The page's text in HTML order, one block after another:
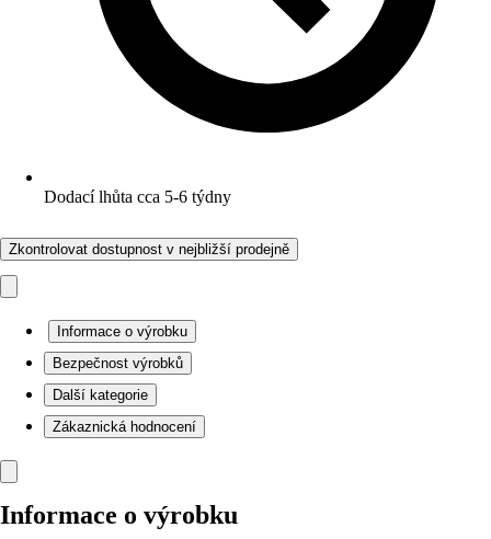
Dodací lhůta cca 5-6 týdny
Zkontrolovat dostupnost v nejbližší prodejně
Informace o výrobku
Bezpečnost výrobků
Další kategorie
Zákaznická hodnocení
Informace o výrobku